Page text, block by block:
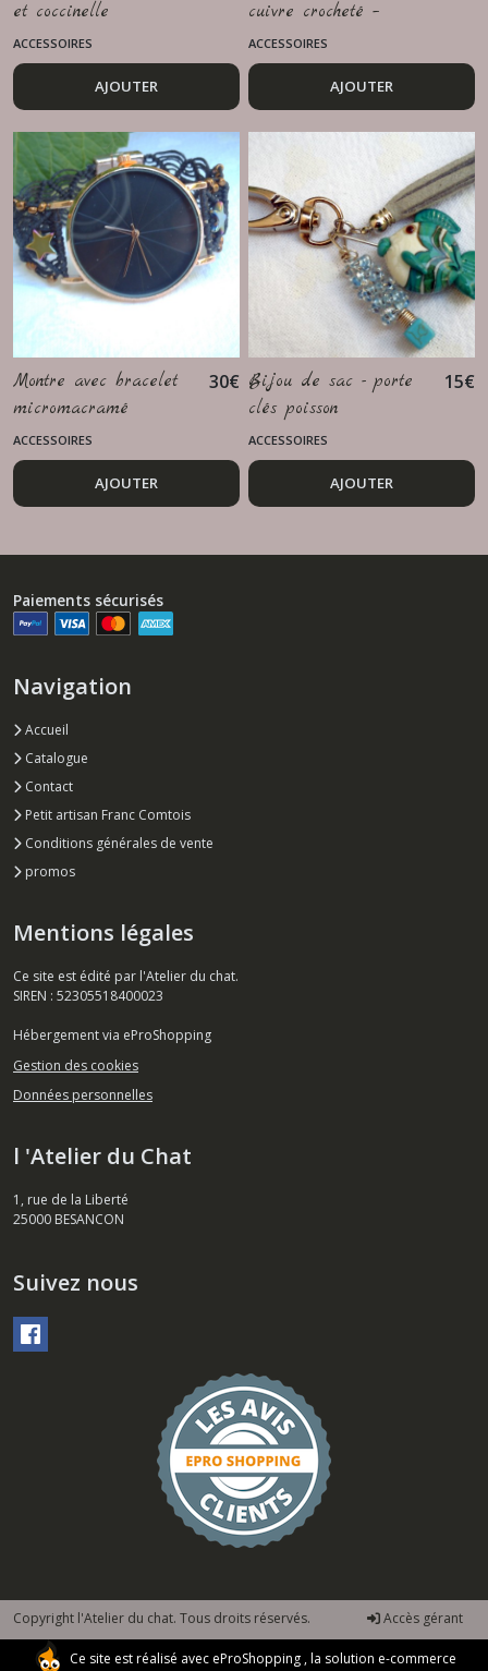
et coccinelle
ACCESSOIRES
AJOUTER
cuivre crocheté –
pierre violette
artisanale
ACCESSOIRES
AJOUTER
Montre avec bracelet
micromacramé
30€
ACCESSOIRES
AJOUTER
Bijou de sac - porte
clés poisson
15€
ACCESSOIRES
AJOUTER
Paiements sécurisés
Navigation
Accueil
Catalogue
Contact
Petit artisan Franc Comtois
Conditions générales de vente
promos
Mentions légales
Ce site est édité par l'Atelier du chat.
SIREN : 52305518400023
Hébergement via eProShopping
Gestion des cookies
Données personnelles
l 'Atelier du Chat
1, rue de la Liberté
25000 BESANCON
Suivez nous
Copyright l'Atelier du chat. Tous droits réservés. Accès gérant
Ce site est réalisé avec eProShopping , la solution e-commerce